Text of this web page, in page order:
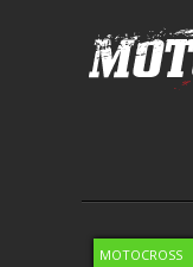
MOTOCROSS